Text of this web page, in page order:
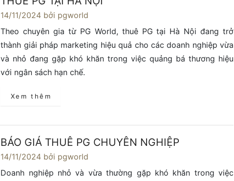
14/11/2024 bởi pgworld
Theo chuyên gia từ PG World, thuê PG tại Hà Nội đang trở
thành giải pháp marketing hiệu quả cho các doanh nghiệp vừa
và nhỏ đang gặp khó khăn trong việc quảng bá thương hiệu
với ngân sách hạn chế.
Xem thêm
BÁO GIÁ THUÊ PG CHUYÊN NGHIỆP
14/11/2024 bởi pgworld
Doanh nghiệp nhỏ và vừa thường gặp khó khăn trong việc